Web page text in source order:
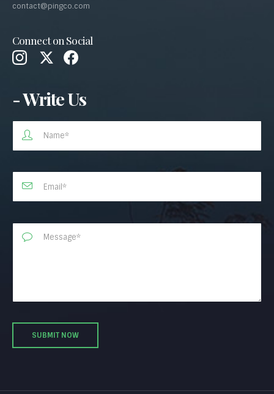
contact@pingco.com
Connect on Social
- Write Us